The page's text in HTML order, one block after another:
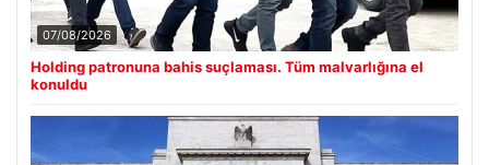
Holding patronuna bahis suçlaması. Tüm malvarlığına el
konuldu